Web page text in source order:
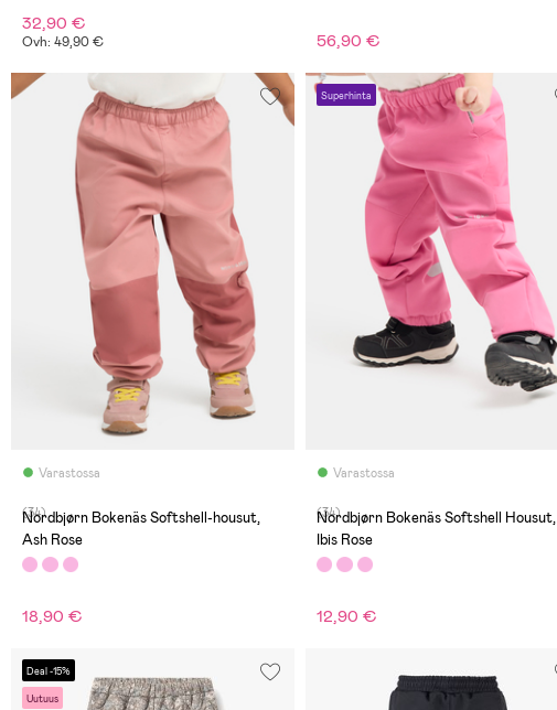
32,90 €
Ovh: 49,90 € 56,90 €
Varastossa
(34)
Nordbjørn Bokenäs Softshell-housut,
Ash Rose
18,90 €
Superhinta
Varastossa
(34)
Nordbjørn Bokenäs Softshell Housut,
Ibis Rose
12,90 €
Deal -15%
Uutuus